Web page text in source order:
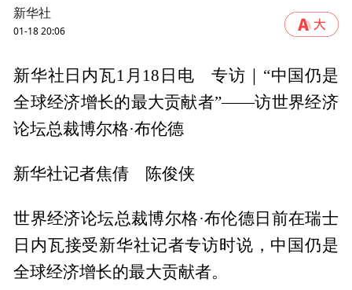
新华社
01-18 20:06
新华社日内瓦1月18日电 专访｜“中国仍是
全球经济增长的最大贡献者”——访世界经济
论坛总裁博尔格·布伦德
新华社记者焦倩 陈俊侠
世界经济论坛总裁博尔格·布伦德日前在瑞士
日内瓦接受新华社记者专访时说，中国仍是
全球经济增长的最大贡献者。